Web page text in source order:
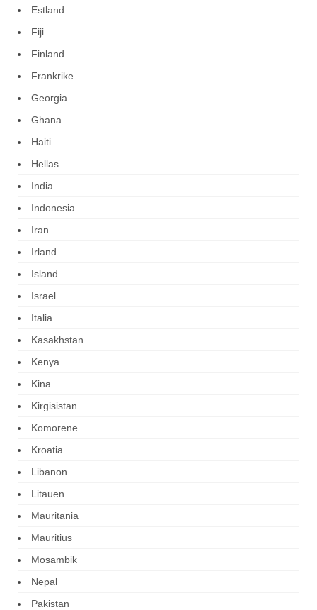
Estland
Fiji
Finland
Frankrike
Georgia
Ghana
Haiti
Hellas
India
Indonesia
Iran
Irland
Island
Israel
Italia
Kasakhstan
Kenya
Kina
Kirgisistan
Komorene
Kroatia
Libanon
Litauen
Mauritania
Mauritius
Mosambik
Nepal
Pakistan